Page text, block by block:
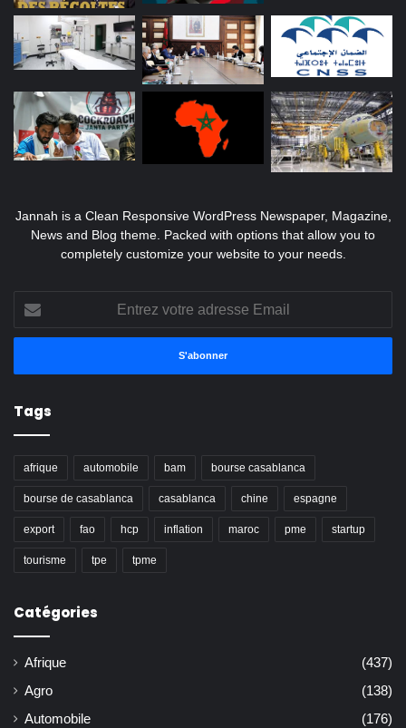
Jannah is a Clean Responsive WordPress Newspaper, Magazine,
News and Blog theme. Packed with options that allow you to
completely customize your website to your needs.
votre
adresse
Tags
afrique automobile bam bourse casablanca
bourse de casablanca casablanca chine espagne
export fao hcp inflation maroc pme startup
tourisme tpe tpme
Catégories
Afrique
(437)
Agro
(138)
Automobile
(176)